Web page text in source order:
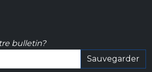
bulletin?
Sauvegarder